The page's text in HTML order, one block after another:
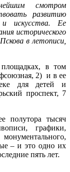
смотром
развитию
и искусства. Ее
исторического
в летописи,
площадках, в том
2) и в ее
для детей и
проспект, 7
полутора тысяч
графики,
– и это одно их
пять лет.